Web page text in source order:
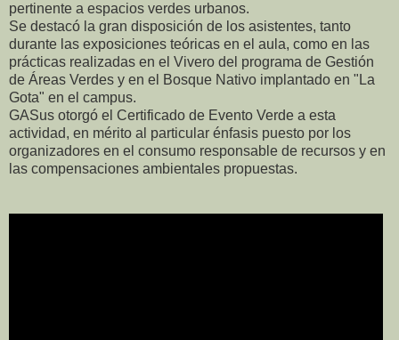
pertinente a espacios verdes urbanos.
Se destacó la gran disposición de los asistentes, tanto
durante las exposiciones teóricas en el aula, como en las
prácticas realizadas en el Vivero del programa de Gestión
de Áreas Verdes y en el Bosque Nativo implantado en "La
Gota" en el campus.
GASus otorgó el Certificado de Evento Verde a esta
actividad, en mérito al particular énfasis puesto por los
organizadores en el consumo responsable de recursos y en
las compensaciones ambientales propuestas.